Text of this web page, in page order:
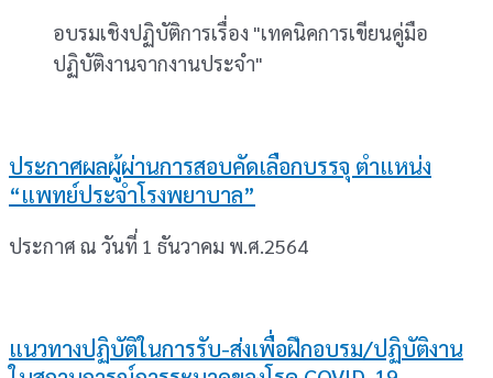
อบรมเชิงปฏิบัติการเรื่อง "เทคนิคการเขียนคู่มือ
ปฏิบัติงานจากงานประจำ"
ประกาศผลผู้ผ่านการสอบคัดเลือกบรรจุ ตำแหน่ง
“แพทย์ประจำโรงพยาบาล”
ประกาศ ณ วันที่ 1 ธันวาคม พ.ศ.2564
แนวทางปฏิบัติในการรับ-ส่งเพื่อฝึกอบรม/ปฏิบัติงาน